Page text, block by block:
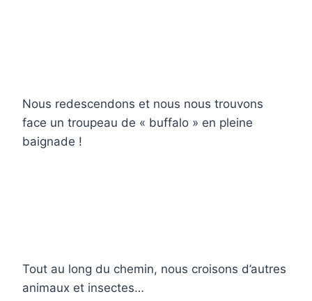
Nous redescendons et nous nous trouvons
face un troupeau de « buffalo » en pleine
baignade !
Tout au long du chemin, nous croisons d’autres
animaux et insectes…